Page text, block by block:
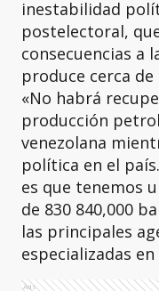
inestabilidad
postelectoral,
consecuencias a
produce cerca
«No habrá
producción
venezolana
política en el
es que tenemos
de 830 840,000
las principales
especializadas
Ads